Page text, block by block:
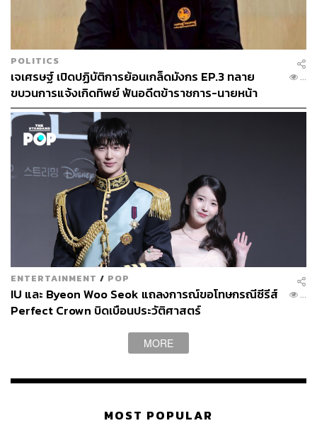
ตอนนี้สิ่งที่ดีที่สุดคือการใช้สกายวอล์กให้เป็นประโยชน์ได้
มากที่สุดต่อความเป็นเมืองเก่ากาญจนบุรีได้หรือไม่ แล้วเรา
ควรต้องทำอย่างไร เพื่อให้เมืองเก่ากาญจนบุรีอนุรักษ์มรดก
อย่างอื่นของเมืองไว้ได้นอกจากแนวกำแพงเมืองสมัย ร.1 ที่
ยังคงเห็นได้ในปัจจุบัน คนที่มาเที่ยวสกายวอล์กก็จะมีสิ่งอื่นๆ
ให้ชมและใช้เวลาอยู่ในเมืองเก่าได้นานมากขึ้น ซึ่งเป็นการ
ช่วยธำรงคุณภาพชีวิตของชาวเมืองซึ่งเป็นผู้มีส่วนได้ส่วนเสีย
หลักและช่วยสนับสนุนเศรษฐกิจของเมืองได้ด้วย จะดีกว่า
หรือไม่
ภาพ: ปริญญา ชูแก้ว
POLITICS
เจเศรษฐ์ เปิดปฏิบัติการย้อนเกล็ดมังกร EP.3 ทลาย
ขบวนการแจ้งเกิดทิพย์ ฟันอดีตข้าราชการ-นายหน้า
...
ENTERTAINMENT / POP
IU และ Byeon Woo Seok แถลงการณ์ขอโทษกรณีซีรีส์
Perfect Crown บิดเบือนประวัติศาสตร์
...
MORE
MOST POPULAR